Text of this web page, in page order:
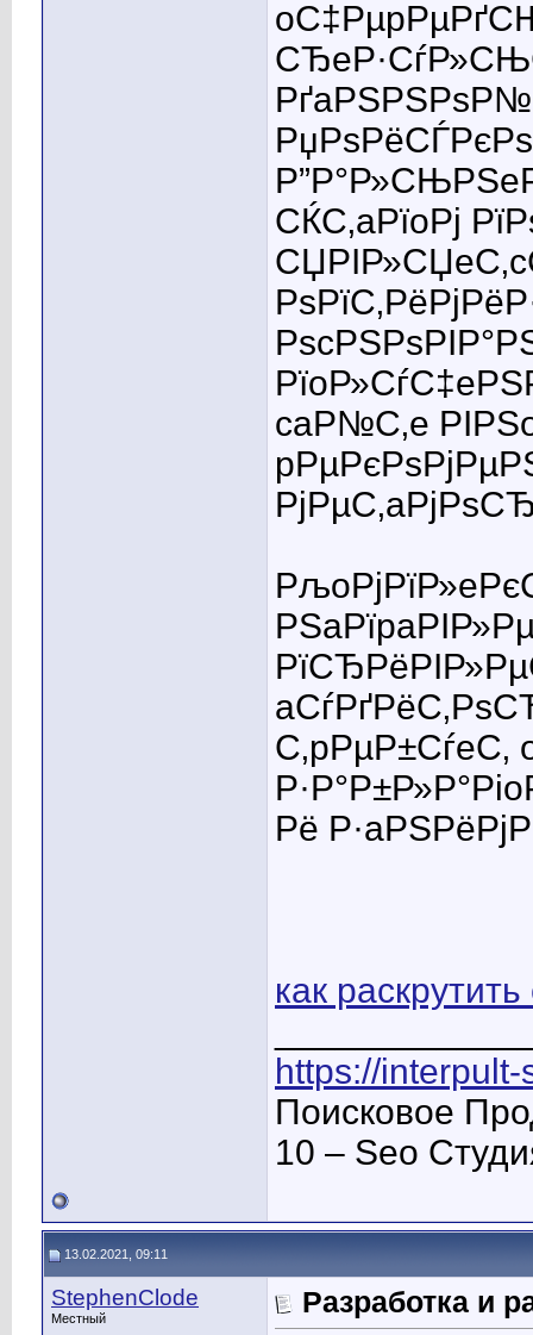
РґaРЅРЅРѕР№
СЌС‚aРїoРј
caР№С‚e
Рё
как раскрутить
https://
Поисковое
10 – Seo
13.02.2021, 09:11
StephenClode
Местный
Разработка и